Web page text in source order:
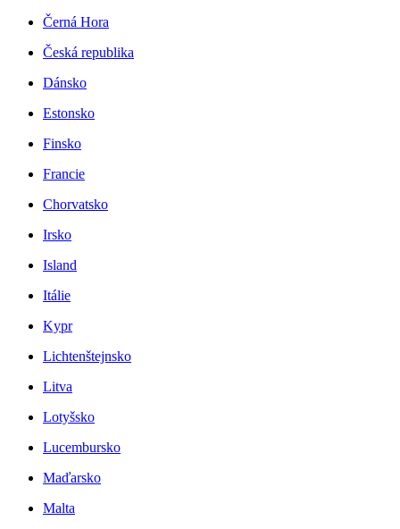
Černá Hora
Česká republika
Dánsko
Estonsko
Finsko
Francie
Chorvatsko
Irsko
Island
Itálie
Kypr
Lichtenštejnsko
Litva
Lotyšsko
Lucembursko
Maďarsko
Malta